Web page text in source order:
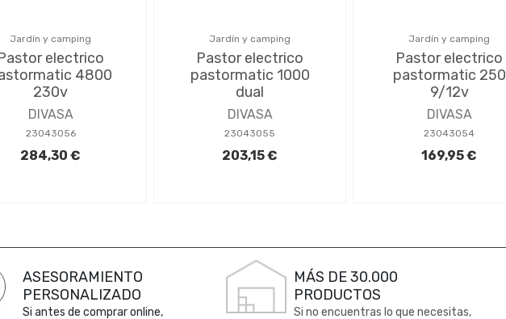
Jardín y camping
electrico
4800
230v
DIVASA
23043056
284,30 €
Jardín y camping
Pastor electrico
pastormatic 1000
dual
DIVASA
23043055
203,15 €
Jardín y camping
Pastor electrico
pastormatic 250
9/12v
DIVASA
23043054
169,95 €
ASESORAMIENTO
PERSONALIZADO
Si antes de comprar online,
MÁS DE 30.000
PRODUCTOS
Si no encuentras lo que necesitas,